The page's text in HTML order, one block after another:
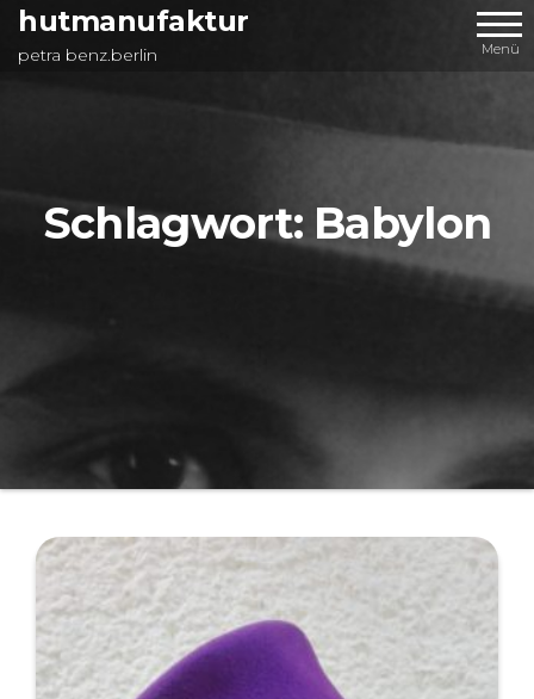
Zum
Inhalt
hutmanufaktur
petra benz.berlin Menü
Schlagwort: Babylon